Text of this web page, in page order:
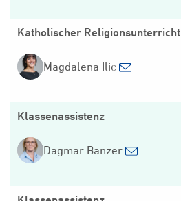
Katholischer Religionsunterricht
Magdalena Ilic
Klassenassistenz
Dagmar Banzer